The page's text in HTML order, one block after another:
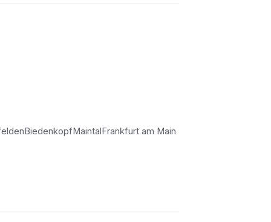
BiedenkopfMaintalFrankfurt am Main